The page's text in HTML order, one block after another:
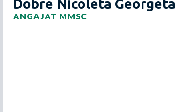
Dobre Nicoleta Georgeta
ANGAJAT MMSC